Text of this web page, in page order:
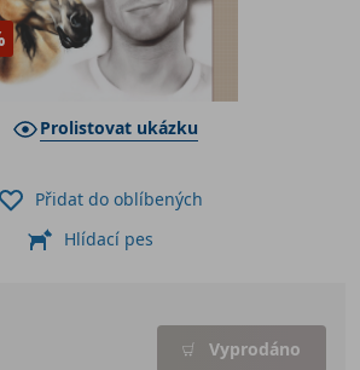
Prolistovat ukázku
Vyprodáno
Přidat do oblíbených
Hlídací pes